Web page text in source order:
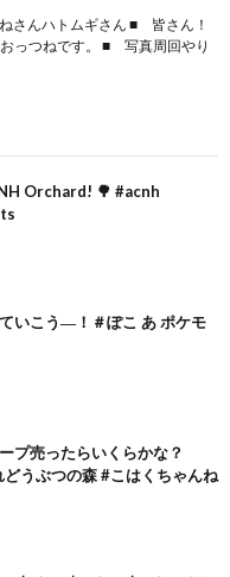
さんハトムギさん ■ 皆さん！
っつねです。 ■ 写真周回やり
Orchard! 🌳 #acnh
いこう―！＃ぽこ あ ポケモ
プ売ったらいくらかな？
うぶつの森 #こはくちゃんね